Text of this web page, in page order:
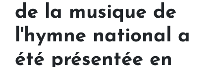
de la musique de
l'hymne national a
été présentée en